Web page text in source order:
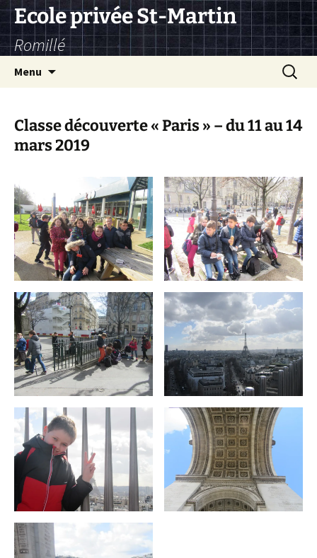
Aller
au
contenu
Ecole privée St-Martin
Romillé
Menu
Classe découverte « Paris » – du 11 au 14
mars 2019